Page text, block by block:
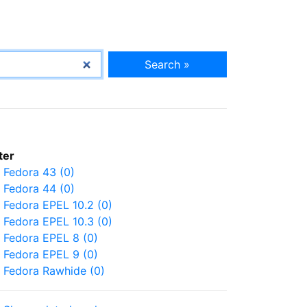
Search »
Fedora 43 (0)
Fedora 44 (0)
Fedora EPEL 10.2 (0)
Fedora EPEL 10.3 (0)
Fedora EPEL 8 (0)
Fedora EPEL 9 (0)
Fedora Rawhide (0)